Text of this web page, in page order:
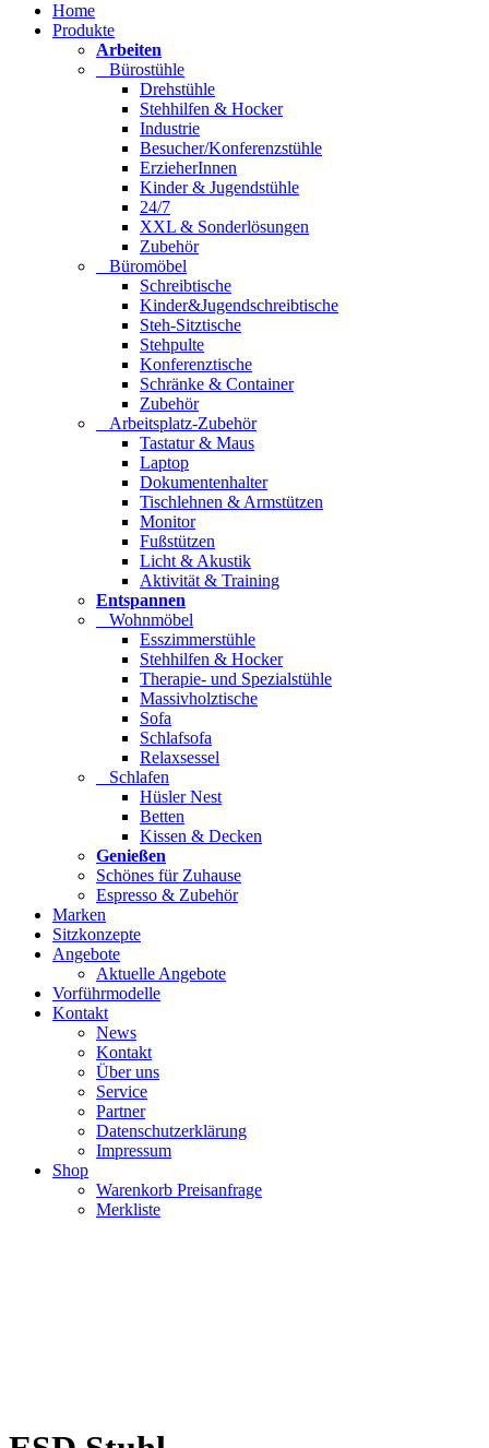
Home
Produkte
Arbeiten
Bürostühle
Drehstühle
Stehhilfen & Hocker
Industrie
Besucher/Konferenzstühle
ErzieherInnen
Kinder & Jugendstühle
24/7
XXL & Sonderlösungen
Zubehör
Büromöbel
Schreibtische
Kinder&Jugendschreibtische
Steh-Sitztische
Stehpulte
Konferenztische
Schränke & Container
Zubehör
Arbeitsplatz-Zubehör
Tastatur & Maus
Laptop
Dokumentenhalter
Tischlehnen & Armstützen
Monitor
Fußstützen
Licht & Akustik
Aktivität & Training
Entspannen
Wohnmöbel
Esszimmerstühle
Stehhilfen & Hocker
Therapie- und Spezialstühle
Massivholztische
Sofa
Schlafsofa
Relaxsessel
Schlafen
Hüsler Nest
Betten
Kissen & Decken
Genießen
Schönes für Zuhause
Espresso & Zubehör
Marken
Sitzkonzepte
Angebote
Aktuelle Angebote
Vorführmodelle
Kontakt
News
Kontakt
Über uns
Service
Partner
Datenschutzerklärung
Impressum
Shop
Warenkorb Preisanfrage
Merkliste